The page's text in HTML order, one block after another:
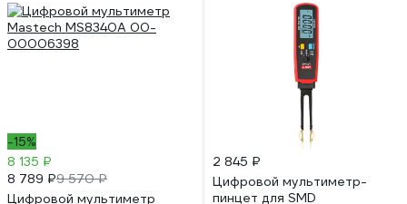
-15%
8 135 ₽
8 789 ₽9 570 ₽
Цифровой мультиметр
2 845 ₽
Цифровой мультиметр-
пинцет для SMD